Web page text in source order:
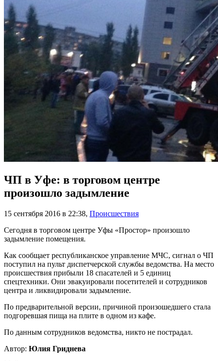
ЧП в Уфе: в торговом центре
произошло задымление
15 сентября 2016 в 22:38, Происшествия
Сегодня в торговом центре Уфы «Простор» произошло
задымление помещения.
Как сообщает республиканское управление МЧС, сигнал о ЧП
поступил на пульт диспетчерской службы ведомства. На место
происшествия прибыли 18 спасателей и 5 единиц
спецтехники. Они эвакуировали посетителей и сотрудников
центра и ликвидировали задымление.
По предварительной версии, причиной произошедшего стала
подгоревшая пища на плите в одном из кафе.
По данным сотрудников ведомства, никто не пострадал.
Автор: Юлия Гриднева